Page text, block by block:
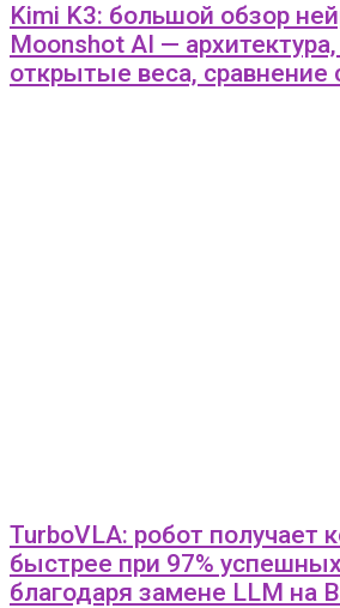
Kimi K3: большой обзор
Moonshot AI —
открытые веса, сравнение
TurboVLA: робот получает
быстрее при 97%
благодаря замене LLM на